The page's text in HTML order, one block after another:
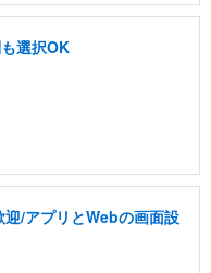
選択OK
/アプリとWebの画面設